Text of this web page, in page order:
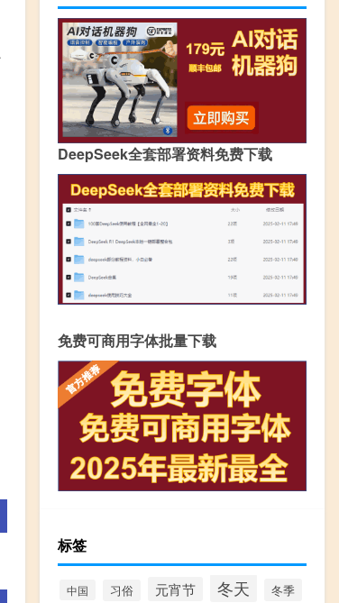
DeepSeek全套部署资料免费下载
免费可商用字体批量下载
标签
中国 习俗 元宵节 冬天 冬季